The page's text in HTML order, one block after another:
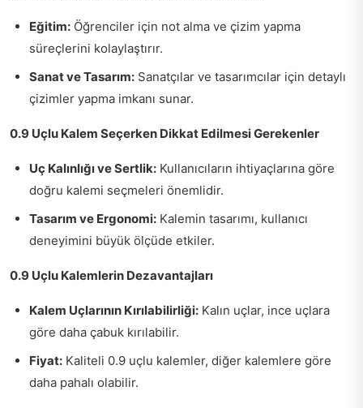
Eğitim: Öğrenciler için not alma ve çizim yapma
süreçlerini kolaylaştırır.
Sanat ve Tasarım: Sanatçılar ve tasarımcılar için detaylı
çizimler yapma imkanı sunar.
0.9 Uçlu Kalem Seçerken Dikkat Edilmesi Gerekenler
Uç Kalınlığı ve Sertlik: Kullanıcıların ihtiyaçlarına göre
doğru kalemi seçmeleri önemlidir.
Tasarım ve Ergonomi: Kalemin tasarımı, kullanıcı
deneyimini büyük ölçüde etkiler.
0.9 Uçlu Kalemlerin Dezavantajları
Kalem Uçlarının Kırılabilirliği: Kalın uçlar, ince uçlara
göre daha çabuk kırılabilir.
Fiyat: Kaliteli 0.9 uçlu kalemler, diğer kalemlere göre
daha pahalı olabilir.